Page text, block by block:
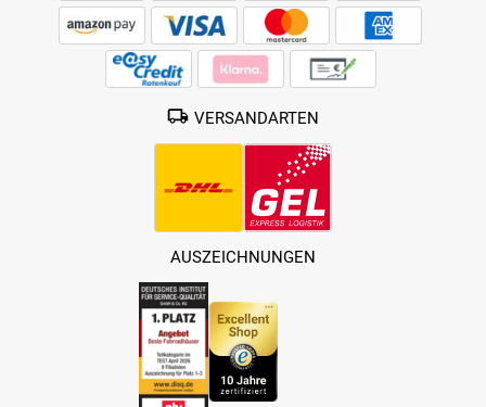
VERSANDARTEN
AUSZEICHNUNGEN